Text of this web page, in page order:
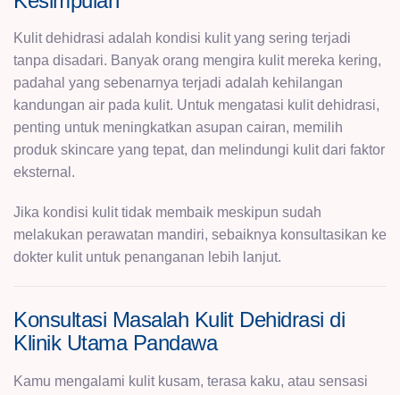
Kulit dehidrasi adalah kondisi kulit yang sering terjadi
tanpa disadari. Banyak orang mengira kulit mereka kering,
padahal yang sebenarnya terjadi adalah kehilangan
kandungan air pada kulit. Untuk mengatasi kulit dehidrasi,
penting untuk meningkatkan asupan cairan, memilih
produk skincare yang tepat, dan melindungi kulit dari faktor
eksternal.
Jika kondisi kulit tidak membaik meskipun sudah
melakukan perawatan mandiri, sebaiknya konsultasikan ke
dokter kulit untuk penanganan lebih lanjut.
Konsultasi Masalah Kulit Dehidrasi di
Klinik Utama Pandawa
Kamu mengalami kulit kusam, terasa kaku, atau sensasi